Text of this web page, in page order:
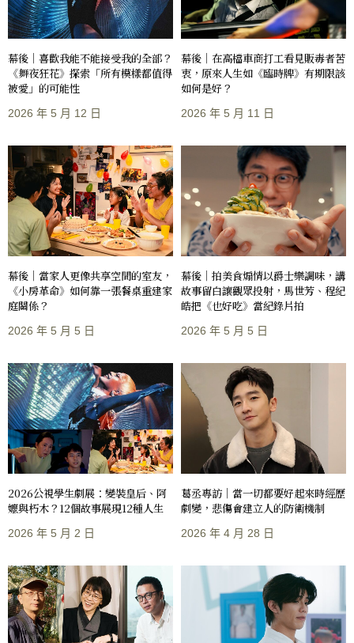
幕後｜喜歡我能不能接受我的全部？
《舞夜狂花》探索「所有模樣都值得
被愛」的可能性
2026 年 5 月 12 日
幕後｜在高檔車商打工看見販毒者苦
衷，原來人生如《臨時牌》有期限該
如何是好？
2026 年 5 月 11 日
幕後｜當家人更像共享空間的室友，
《小房革命》如何靠一張餐桌重建家
庭關係？
2026 年 5 月 5 日
幕後｜拍美食煽情以爵士樂調味，講
故事留白讓觀眾投射，馬世芳、程紀
皓把《也好吃》當紀錄片拍
2026 年 5 月 5 日
2026公視學生劇展：變裝皇后、阿
嬤與朽木？12個故事展現12種人生
2026 年 5 月 2 日
葛丞專訪｜當一切都要好起來時經歷
劇變，悲傷會建立人的防衛機制
2026 年 4 月 28 日